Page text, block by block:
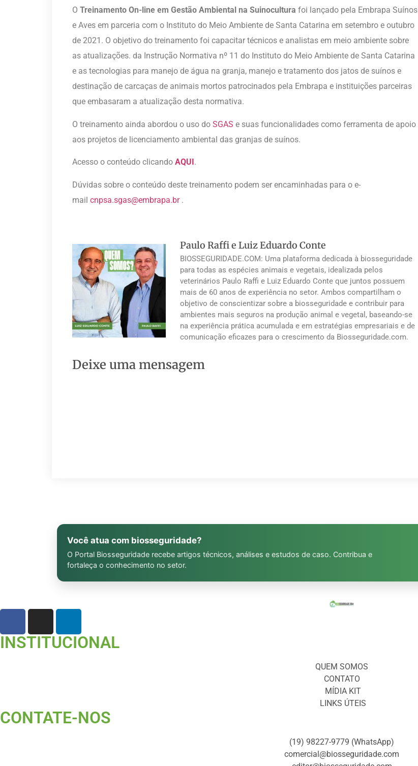
O Treinamento On-line em Gestão Ambiental na Suinocultura foi lançado pela Embrapa Suínos
e Aves em parceria com o Instituto do Meio Ambiente de Santa Catarina em setembro e outubro
de 2021. O objetivo do treinamento foi capacitar técnicos e analistas em meio ambiente sobre
as atualizações. da Instrução Normativa nº 11 do Instituto do Meio Ambiente de Santa Catarina
e as tecnologias para manejo de água na granja, manejo e tratamento dos jatos de suínos e
destinação de carcaças de animais mortos patrocinados pela Embrapa e instituições parceiras
que embasaram a atualização desta normativa.
O treinamento ainda abordou o uso do SGAS e suas funcionalidades como ferramenta de apoio
aos projetos de licenciamento ambiental das granjas de suínos.
Acesso o conteúdo clicando AQUI .
Dúvidas sobre o conteúdo deste treinamento podem ser encaminhadas para o e-
mail cnpsa.sgas@embrapa.br.
Paulo Raffi e Luiz Eduardo Conte
BIOSSEGURIDADE.COM: Uma plataforma dedicada à biosseguridade
para todas as espécies animais e vegetais, idealizada pelos
veterinários Paulo Raffi e Luiz Eduardo Conte que juntos possuem
mais de 60 anos de experiência no setor. Ambos compartilham o
objetivo de conscientizar sobre a biosseguridade e contribuir para
ambientes mais seguros na produção animal e vegetal, baseando-se
na experiência prática acumulada e em estratégias empresariais e de
comunicação eficazes para o crescimento da Biosseguridade.com.
Deixe uma mensagem
Você atua com biosseguridade?
O Portal Biosseguridade recebe artigos técnicos, análises e estudos de caso. Contribua e
fortaleça o conhecimento no setor.
INSTITUCIONAL
QUEM SOMOS
CONTATO
MÍDIA KIT
LINKS ÚTEIS
CONTATE-NOS ​
(19) 98227-9779 (WhatsApp)
comercial@biosseguridade.com